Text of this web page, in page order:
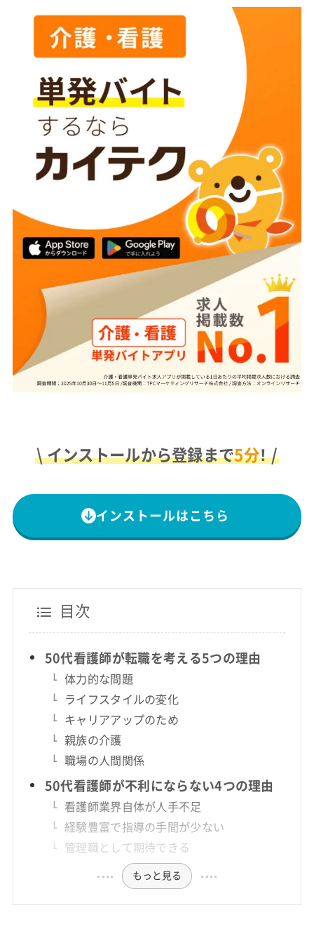
\ インストールから登録まで5分！ /
インストールはこちら
目次
50代看護師が転職を考える5つの理由
体力的な問題
ライフスタイルの変化
キャリアアップのため
親族の介護
職場の人間関係
50代看護師が不利にならない4つの理由
看護師業界自体が人手不足
経験豊富で指導の手間が少ない
管理職として期待できる
もっと見る